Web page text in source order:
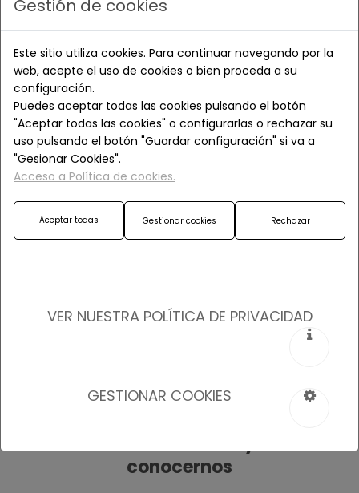
certificada por Yoga Alliance International y por la
Generalitat de Cataluña. blanc yoga nació como un
espacio para acompañarte a vivir más plenamente, más
enraizado, más conectado contigo mismo y mucho más
feliz.
Profesores: un equipo comprometido y
en formación continuada
Conmigo, un equipo de profesores que entendemos el
yoga como un camino de vida. Enseñamos desde el
corazón y al servicio pleno de las personas.
conocernos
Gestión de cookies
Este sitio utiliza cookies. Para continuar navegando por la
web, acepte el uso de cookies o bien proceda a su
configuración.
Puedes aceptar todas las cookies pulsando el botón
"Aceptar todas las cookies" o configurarlas o rechazar su
uso pulsando el botón "Guardar configuración" si va a
"Gesionar Cookies".
Acceso a Política de cookies.
Aceptar todas Gestionar cookies Rechazar
VER NUESTRA POLÍTICA DE PRIVACIDAD
GESTIONAR COOKIES